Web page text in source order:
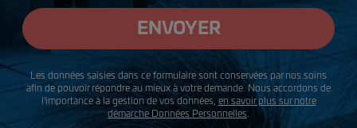
ENVOYER
Les données saisies dans ce formulaire sont conservées par nos soins
afin de pouvoir répondre au mieux à votre demande. Nous accordons de
l'importance à la gestion de vos données, en savoir plus sur notre
démarche Données Personnelles